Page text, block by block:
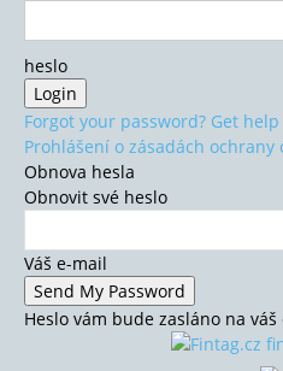
heslo
Forgot your password? Get help
Prohlášení o zásadách
Obnova hesla
Obnovit své heslo
Váš e-mail
Heslo vám bude zasláno na váš